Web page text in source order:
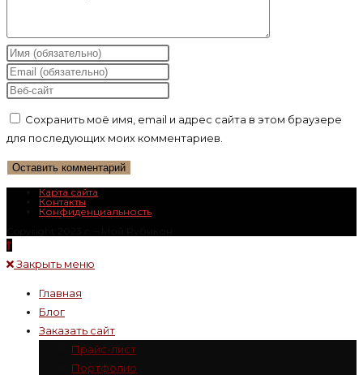
Введите
свое
имя
имя
пользователя,
чтобы
Введите
свой
адрес,
чтобы
прокомментировать
Введите
вашего
веб-
сайта
Сохранить моё имя, email и адрес сайта в этом браузере
для последующих моих комментариев.
Карта сайта
Контакты
Конфиденциальность
Закрыть меню
Главная
Блог
Заказать сайт
Прайс-лист
Портфолио